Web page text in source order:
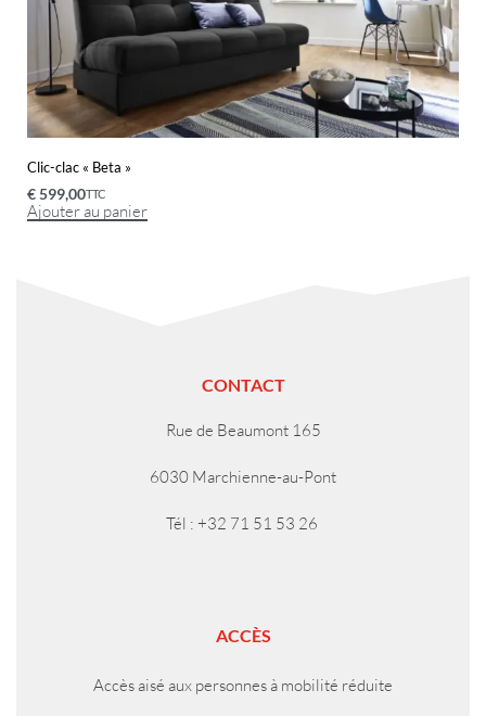
Clic-clac « Beta »
€599,00TTC
Ajouter au panier
CONTACT
Rue de Beaumont 165
6030 Marchienne-au-Pont
Tél : +32 71 51 53 26
ACCÈS
Accès aisé aux personnes à mobilité réduite